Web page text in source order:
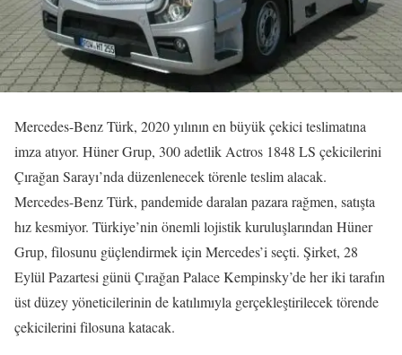
Mercedes-Benz Türk, 2020 yılının en büyük çekici teslimatına
imza atıyor. Hüner Grup, 300 adetlik Actros 1848 LS çekicilerini
Çırağan Sarayı’nda düzenlenecek törenle teslim alacak.
Mercedes-Benz Türk, pandemide daralan pazara rağmen, satışta
hız kesmiyor. Türkiye’nin önemli lojistik kuruluşlarından Hüner
Grup, filosunu güçlendirmek için Mercedes’i seçti. Şirket, 28
Eylül Pazartesi günü Çırağan Palace Kempinsky’de her iki tarafın
üst düzey yöneticilerinin de katılımıyla gerçekleştirilecek törende
çekicilerini filosuna katacak.